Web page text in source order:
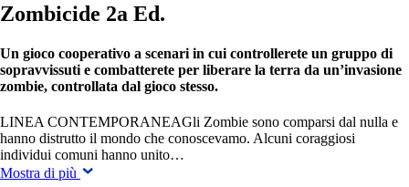
Zombicide 2a Ed.
Un gioco cooperativo a scenari in cui controllerete un gruppo di
sopravvissuti e combatterete per liberare la terra da un’invasione
zombie, controllata dal gioco stesso.
LINEA CONTEMPORANEAGli Zombie sono comparsi dal nulla e
hanno distrutto il mondo che conoscevamo. Alcuni coraggiosi
individui comuni hanno unito…
Mostra di più